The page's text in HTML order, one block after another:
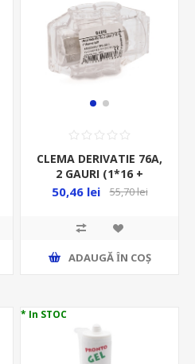
CLEMA DERIVATIE 76A,
2 GAURI (1*16 +
1*10)MMP IP20
50,46 lei 55,70 lei
ADAUGĂ ȊN COŞ
* In STOC